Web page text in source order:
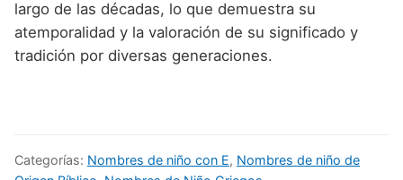
largo de las décadas, lo que demuestra su
atemporalidad y la valoración de su significado y
tradición por diversas generaciones.
Categorías: Nombres de niño con E, Nombres de niño de